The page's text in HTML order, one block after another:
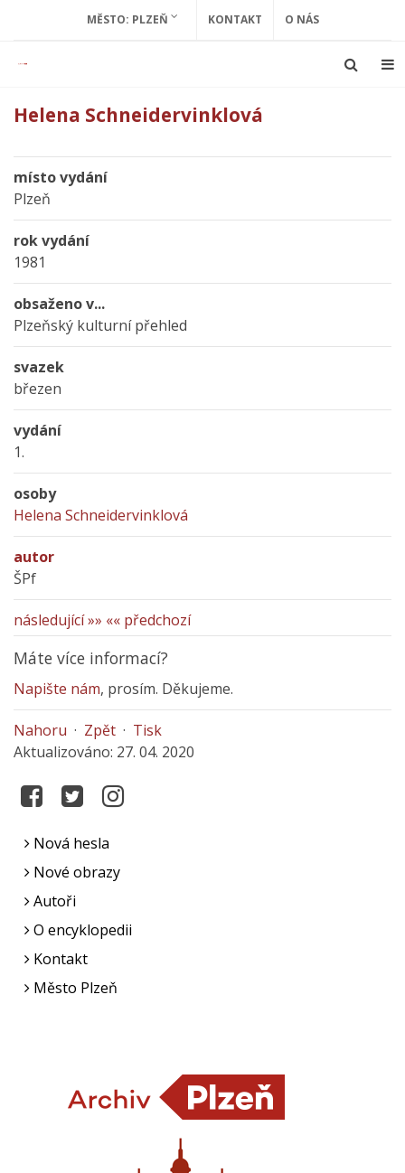
MĚSTO: PLZEŇ KONTAKT O NÁS
Helena Schneidervinklová
místo vydání
Plzeň
rok vydání
1981
obsaženo v...
Plzeňský kulturní přehled
svazek
březen
vydání
1.
osoby
Helena Schneidervinklová
autor
ŠPf
následující »» «« předchozí
Máte více informací?
Napište nám, prosím. Děkujeme.
Nahoru · Zpět · Tisk
Aktualizováno: 27. 04. 2020
Nová hesla
Nové obrazy
Autoři
O encyklopedii
Kontakt
Město Plzeň